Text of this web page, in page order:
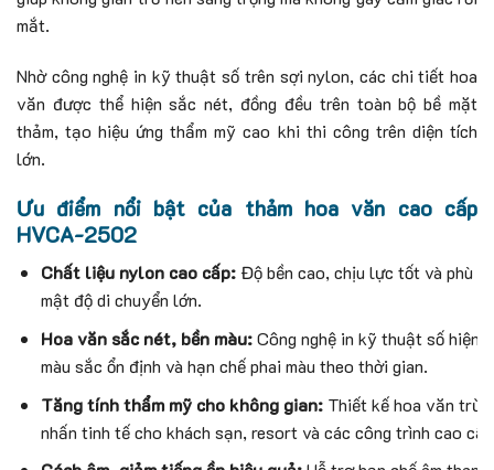
mắt.
Nhờ công nghệ in kỹ thuật số trên sợi nylon, các chi tiết hoa
văn được thể hiện sắc nét, đồng đều trên toàn bộ bề mặt
thảm, tạo hiệu ứng thẩm mỹ cao khi thi công trên diện tích
lớn.
Ưu điểm nổi bật của thảm hoa văn cao cấp
HVCA-2502
Chất liệu nylon cao cấp: Độ bền cao, chịu lực tốt và phù
mật độ di chuyển lớn.
Hoa văn sắc nét, bền màu:Công nghệ in kỹ thuật số hiện
màu sắc ổn định và hạn chế phai màu theo thời gian.
Tăng tính thẩm mỹ cho không gian: Thiết kế hoa văn
nhấn tinh tế cho khách sạn, resort và các công trình cao